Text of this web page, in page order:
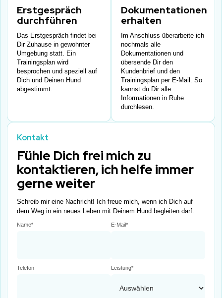
Kontakt
Fühle Dich frei mich zu
kontaktieren, ich helfe immer
gerne weiter
Schreib mir eine Nachricht! Ich freue mich, wenn ich Dich auf
dem Weg in ein neues Leben mit Deinem Hund begleiten darf.
Name* E-Mail*
Telefon Leistung*
Erstgespräch
durchführen
Das Erstgespräch findet bei
Dir Zuhause in gewohnter
Umgebung statt. Ein
Trainingsplan wird
besprochen und speziell auf
Dich und Deinen Hund
abgestimmt.
Dokumentationen
erhalten
Im Anschluss überarbeite ich
nochmals alle
Dokumentationen und
übersende Dir den
Kundenbrief und den
Trainingsplan per E-Mail. So
kannst du Dir alle
Informationen in Ruhe
durchlesen.